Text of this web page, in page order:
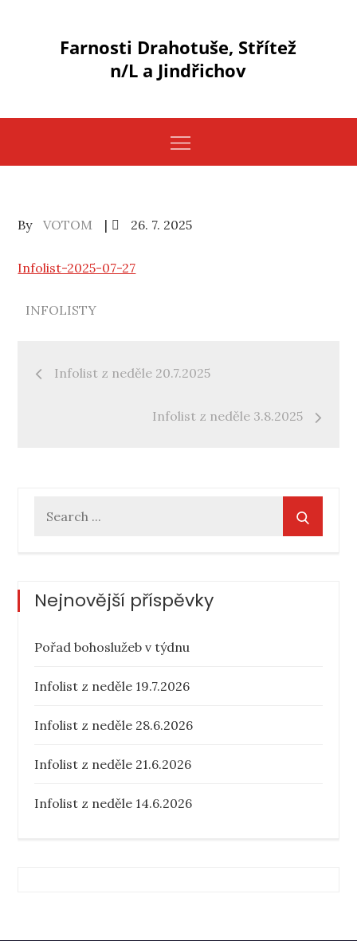
Farnosti Drahotuše, Střítež
n/L a Jindřichov
By VOTOM
Posted
26. 7. 2025
Infolist-2025-07-27
INFOLISTY
Navigace
Infolist z neděle 20.7.2025
Infolist z neděle 3.8.2025
Nejnovější příspěvky
Pořad bohoslužeb v týdnu
Infolist z neděle 19.7.2026
Infolist z neděle 28.6.2026
Infolist z neděle 21.6.2026
Infolist z neděle 14.6.2026